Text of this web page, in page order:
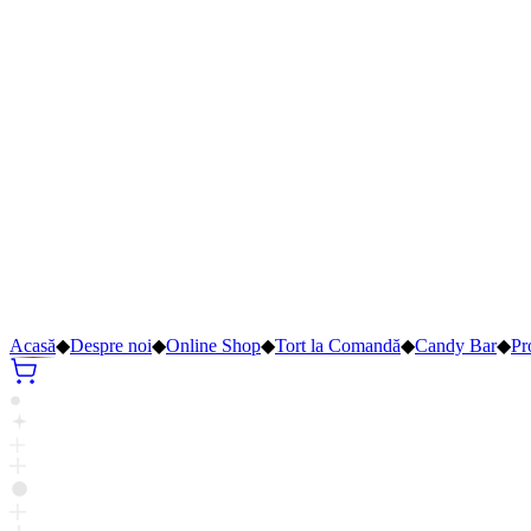
Acasă◆Despre noi◆Online Shop◆Tort la Comandă◆Candy Bar◆